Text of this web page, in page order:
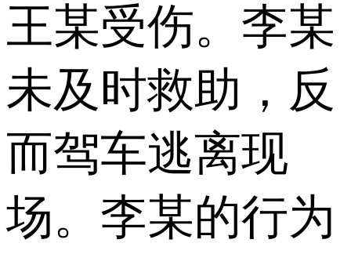
王某受伤。李某
未及时救助，反
而驾车逃离现
场。李某的行为